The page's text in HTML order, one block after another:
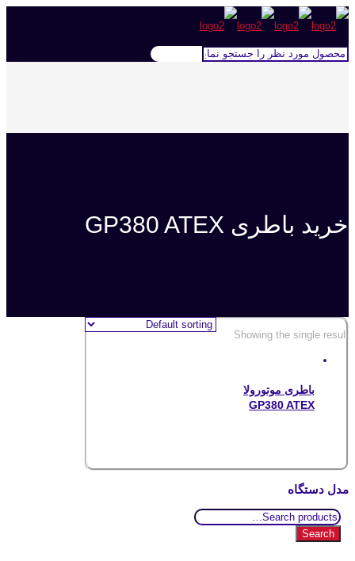
خرید باطری GP380 ATEX
Showing the single result
باطری موتورولا
GP380 ATEX
مدل دستگاه
Search
for:
Search